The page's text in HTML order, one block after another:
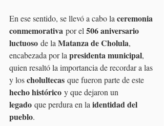
En ese sentido, se llevó a cabo la ceremonia
conmemorativa por el 506 aniversario
luctuoso de la Matanza de Cholula,
encabezada por la presidenta municipal,
quien resaltó la importancia de recordar a las
y los cholultecas que fueron parte de este
hecho histórico y que dejaron un
legado que perdura en la identidad del
pueblo.